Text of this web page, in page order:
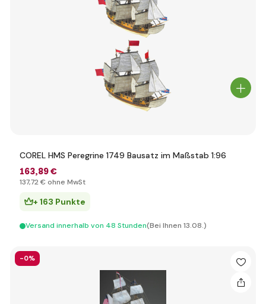
COREL HMS Peregrine 1749 Bausatz im Maßstab 1:96
163,89 €
137,72 € ohne MwSt
+ 163 Punkte
Versand innerhalb von 48 Stunden(Bei Ihnen 13.08.)
-0%